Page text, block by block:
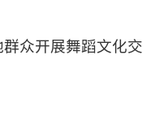
群众开展舞蹈文化交